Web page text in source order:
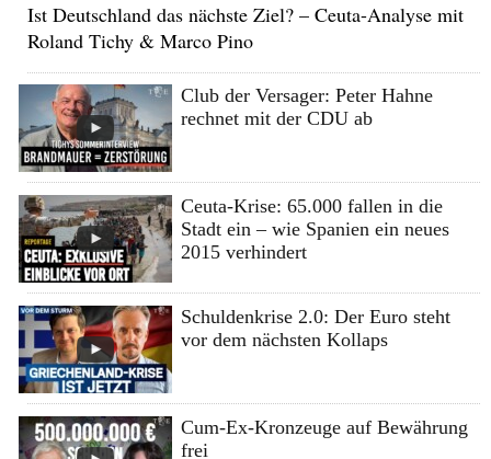
Ist Deutschland das nächste Ziel? – Ceuta-Analyse mit
Roland Tichy & Marco Pino
Club der Versager: Peter Hahne
rechnet mit der CDU ab
Ceuta-Krise: 65.000 fallen in die
Stadt ein – wie Spanien ein neues
2015 verhindert
Schuldenkrise 2.0: Der Euro steht
vor dem nächsten Kollaps
Cum-Ex-Kronzeuge auf Bewährung
frei